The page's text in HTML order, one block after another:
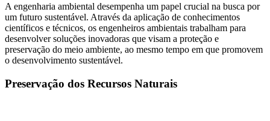
A engenharia ambiental desempenha um papel crucial na busca por
um futuro sustentável. Através da aplicação de conhecimentos
científicos e técnicos, os engenheiros ambientais trabalham para
desenvolver soluções inovadoras que visam a proteção e
preservação do meio ambiente, ao mesmo tempo em que promovem
o desenvolvimento sustentável.
Preservação dos Recursos Naturais